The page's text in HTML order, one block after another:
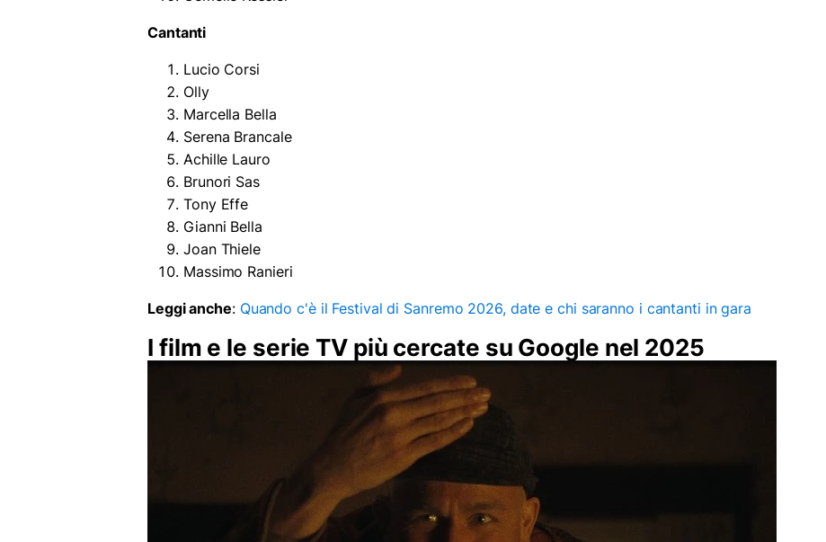
Cantanti
Lucio Corsi
Olly
Marcella Bella
Serena Brancale
Achille Lauro
Brunori Sas
Tony Effe
Gianni Bella
Joan Thiele
Massimo Ranieri
Leggi anche: Quando c'è il Festival di Sanremo 2026, date e chi saranno i cantanti in gara
I film e le serie TV più cercate su Google nel 2025